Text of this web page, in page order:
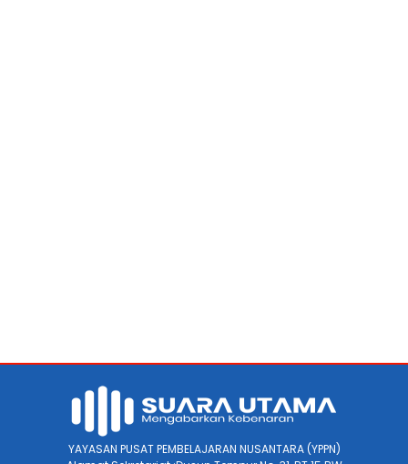
YAYASAN PUSAT PEMBELAJARAN NUSANTARA (YPPN)